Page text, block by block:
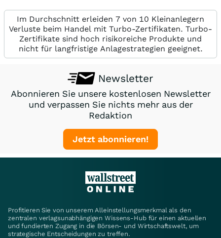
Im Durchschnitt erleiden 7 von 10 Kleinanlegern
Verluste beim Handel mit Turbo-Zertifikaten. Turbo-
Zertifikate sind hoch risikoreiche Produkte und
nicht für langfristige Anlagestrategien geeignet.
Newsletter
Abonnieren Sie unsere kostenlosen Newsletter
und verpassen Sie nichts mehr aus der
Redaktion
Jetzt abonnieren!
Profitieren Sie von unserem Alleinstellungsmerkmal als den
zentralen verlagsunabhängigen Wissens-Hub für einen aktuellen
und fundierten Zugang in die Börsen- und Wirtschaftswelt, um
strategische Entscheidungen zu treffen.